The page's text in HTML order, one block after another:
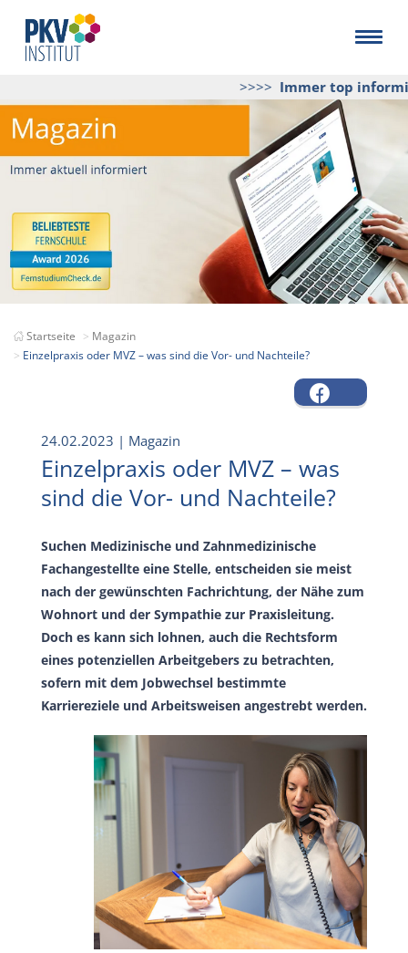
>>>>Immer top
Startseite
Magazin
Einzelpraxis oder MVZ – was sind die Vor- und Nachteile?
24.02.2023 | Magazin
Einzelpraxis oder MVZ – was
sind die Vor- und Nachteile?
Suchen Medizinische und Zahnmedizinische
Fachangestellte eine Stelle, entscheiden sie meist
nach der gewünschten Fachrichtung, der Nähe zum
Wohnort und der Sympathie zur Praxisleitung.
Doch es kann sich lohnen, auch die Rechtsform
eines potenziellen Arbeitgebers zu betrachten,
sofern mit dem Jobwechsel bestimmte
Karriereziele und Arbeitsweisen angestrebt werden.